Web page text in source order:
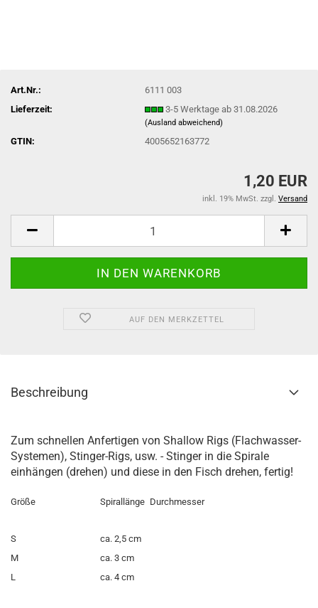
Art.Nr.:
6111 003
Lieferzeit:
3-5 Werktage ab 31.08.2026
(Ausland abweichend)
GTIN: 4005652163772
1,20 EUR
inkl. 19% MwSt. zzgl. Versand
AUF DEN MERKZETTEL
Beschreibung
Zum schnellen Anfertigen von Shallow Rigs (Flachwasser-
Systemen), Stinger-Rigs, usw. - Stinger in die Spirale
einhängen (drehen) und diese in den Fisch drehen, fertig!
Größe Spirallänge Durchmesser
S
ca. 2,5 cm
M
ca. 3 cm
L
ca. 4 cm